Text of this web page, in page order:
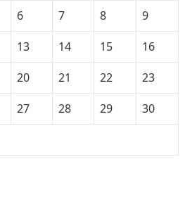
6 7 8
9
13 14 15
16
20 21 22
23
27 28 29
30